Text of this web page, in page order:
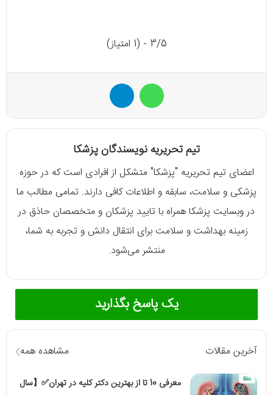
3/5 - (1 امتیاز)
واتس آپ
تیم تحریریه نویسندگان پزشکا
اعضای تیم تحریریه "پزشکا" متشکل از افرادی است که در حوزه
پزشکی و سلامت، سابقه و اطلاعات کافی دارند. تمامی مطالب ما
در وبسایت پزشکا همراه با تایید پزشکان و متخصصان حاذق در
زمینه بهداشت و سلامت برای انتقال دانش و تجربه به شما،
منتشر می‌شود.
یک پاسخ بگذارید
آخرین مقالات مشاهده همه
معرفی 10 تا از بهترین دکتر کلیه در تهران✅【سال